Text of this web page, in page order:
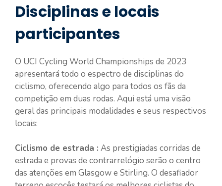
Disciplinas e locais
participantes
O UCI Cycling World Championships de 2023
apresentará todo o espectro de disciplinas do
ciclismo, oferecendo algo para todos os fãs da
competição em duas rodas. Aqui está uma visão
geral das principais modalidades e seus respectivos
locais:
Ciclismo de estrada : As prestigiadas corridas de
estrada e provas de contrarrelógio serão o centro
das atenções em Glasgow e Stirling. O desafiador